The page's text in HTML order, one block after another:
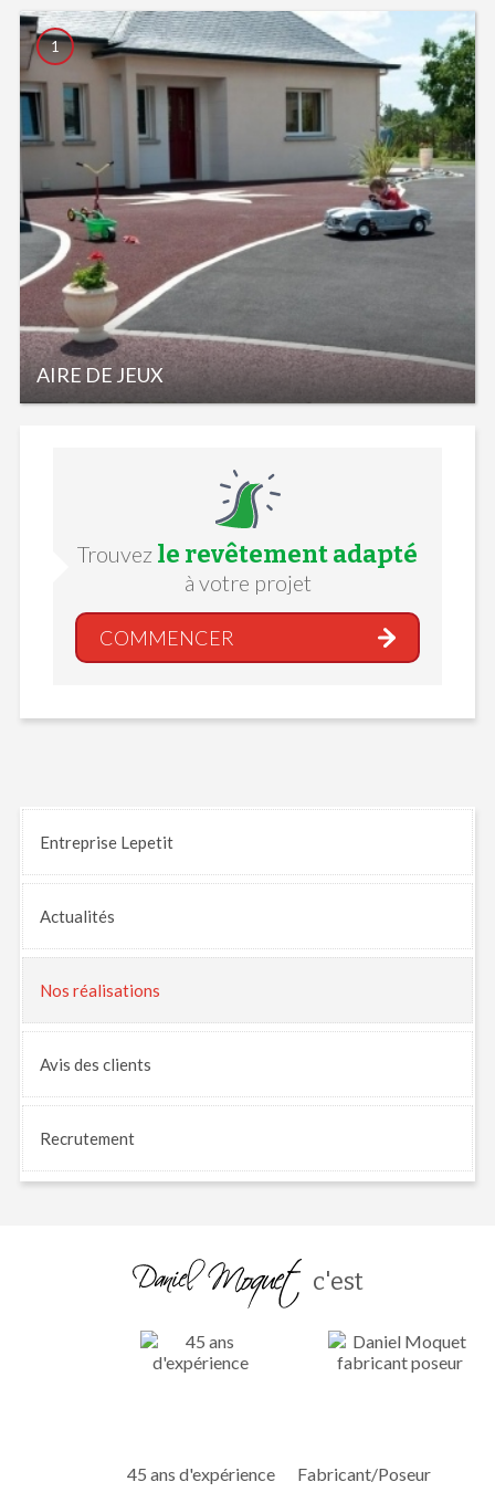
AIRE DE JEUX
1
Trouvez le revêtement adapté
à votre projet
COMMENCER
Entreprise Lepetit
Actualités
Nos réalisations
Avis des clients
Recrutement
c'est
45 ans d'expérience Fabricant/Poseur